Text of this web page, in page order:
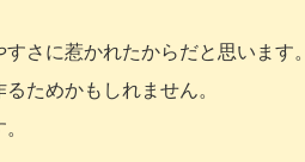
さに惹かれたからだと思います。
ためかもしれません。